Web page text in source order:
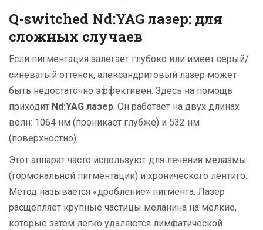
Q-switched Nd:YAG лазер: для
сложных случаев
Если пигментация залегает глубоко или имеет серый/
синеватый оттенок, александритовый лазер может
быть недостаточно эффективен. Здесь на помощь
приходит Nd:YAG лазер. Он работает на двух длинах
волн: 1064 нм (проникает глубже) и 532 нм
(поверхностно).
Этот аппарат часто используют для лечения мелазмы
(гормональной пигментации) и хронического лентиго.
Метод называется «дробление» пигмента. Лазер
расщепляет крупные частицы меланина на мелкие,
которые затем легко удаляются лимфатической